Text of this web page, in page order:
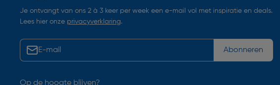
Je ontvangt van ons 2 à 3 keer per week een e-mail vol met inspiratie en deals.
Lees hier onze privacyverklaring.
Abonneren
Op de hoogte blijven?